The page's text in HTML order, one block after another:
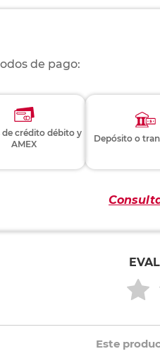
de pago:
de crédito débito y
AMEX
Depósito o
Este